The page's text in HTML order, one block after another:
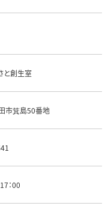
と創生室
市箕島50番地
：00